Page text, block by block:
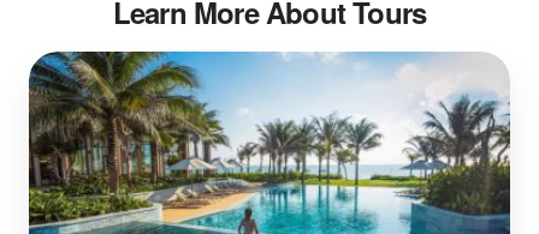
Learn More About Tours